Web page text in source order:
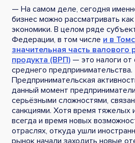
— На самом деле, сегодня
бизнес можно рассматривать
экономики. В целом ряде
Федерации, в том числе и в
значительная часть валового
продукта (ВРП) — это налоги от
среднего предпринимательства.
Предпринимательская
данный момент
серьёзными сложностями,
санкциями. Хотя время тяжелых
всегда и время новых
отраслях, откуда ушли